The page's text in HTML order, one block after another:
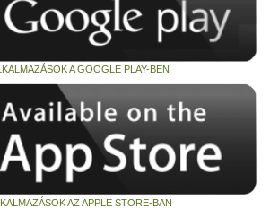
A GOOGLE PLAY-BEN
AZ APPLE STORE-BAN